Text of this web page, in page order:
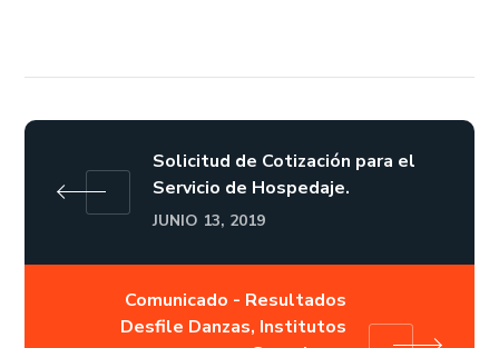
Solicitud de Cotización para el
Servicio de Hospedaje.
JUNIO 13, 2019
Comunicado - Resultados
Desfile Danzas, Institutos